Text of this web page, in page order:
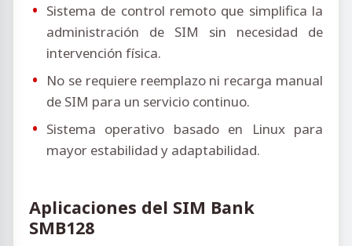
Sistema de control remoto que simplifica la
administración de SIM sin necesidad de
intervención física.
No se requiere reemplazo ni recarga manual
de SIM para un servicio continuo.
Sistema operativo basado en Linux para
mayor estabilidad y adaptabilidad.
Aplicaciones del SIM Bank
SMB128